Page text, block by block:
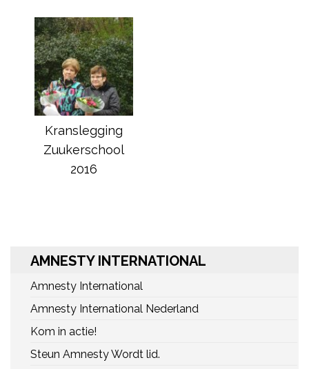
Kranslegging
Zuukerschool
2016
AMNESTY INTERNATIONAL
Amnesty International
Amnesty International Nederland
Kom in actie!
Steun Amnesty Wordt lid.